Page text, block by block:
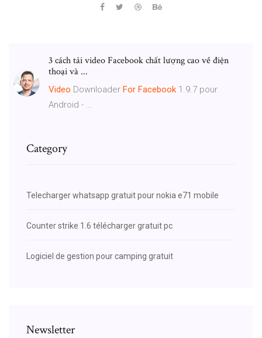
3 cách tải video Facebook chất lượng cao về điện
thoại và ...
Video Downloader For Facebook 1.9.7 pour
Android - …
Category
Telecharger whatsapp gratuit pour nokia e71 mobile
Counter strike 1.6 télécharger gratuit pc
Logiciel de gestion pour camping gratuit
Newsletter